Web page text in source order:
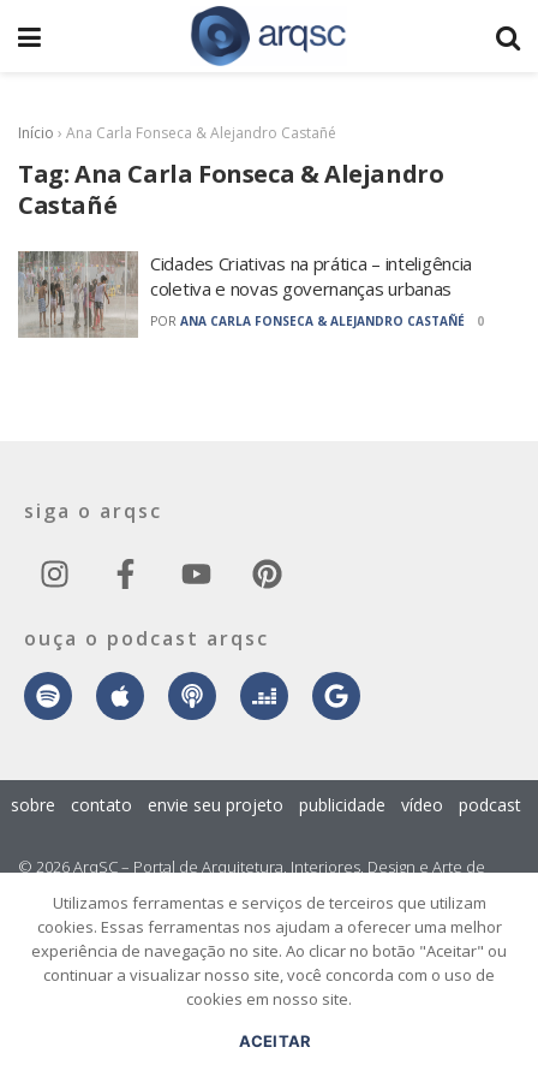
Início › Ana Carla Fonseca & Alejandro Castañé
Tag:Ana Carla Fonseca & Alejandro
Castañé
Cidades Criativas na prática – inteligência
coletiva e novas governanças urbanas
POR ANA CARLA FONSECA & ALEJANDRO CASTAÑÉ 0
siga o arqsc
ouça o podcast arqsc
© 2026 ArqSC – Portal de Arquitetura, Interiores, Design e Arte de
Santa Catarina – Todos os Direitos Reservados.
sobre contato envie seu projeto publicidade vídeo podcast
Utilizamos ferramentas e serviços de terceiros que utilizam
cookies. Essas ferramentas nos ajudam a oferecer uma melhor
experiência de navegação no site. Ao clicar no botão "Aceitar" ou
continuar a visualizar nosso site, você concorda com o uso de
cookies em nosso site.
ACEITAR